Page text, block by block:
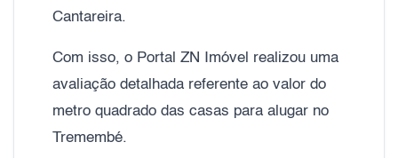
Cantareira.
Com isso, o Portal ZN Imóvel realizou uma
avaliação detalhada referente ao valor do
metro quadrado das casas para alugar no
Tremembé.